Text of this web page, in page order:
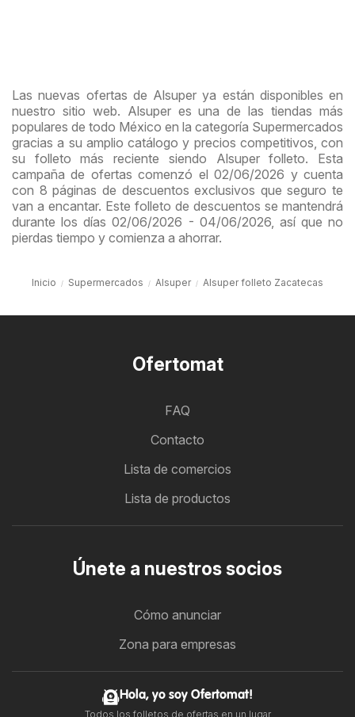
Las nuevas ofertas de Alsuper ya están disponibles en
nuestro sitio web. Alsuper es una de las tiendas más
populares de todo México en la categoría Supermercados
gracias a su amplio catálogo y precios competitivos, con
su folleto más reciente siendo Alsuper folleto. Esta
campaña de ofertas comenzó el 02/06/2026 y cuenta
con 8 páginas de descuentos exclusivos que seguro te
van a encantar. Este folleto de descuentos se mantendrá
durante los días 02/06/2026 - 04/06/2026, así que no
pierdas tiempo y comienza a ahorrar.
Inicio Supermercados Alsuper Alsuper folleto Zacatecas
Ofertomat
FAQ
Contacto
Lista de comercios
Lista de productos
Únete a nuestros socios
Cómo anunciar
Zona para empresas
Hola, yo soy Ofertomat!
Todos los folletos de ofertas en un lugar